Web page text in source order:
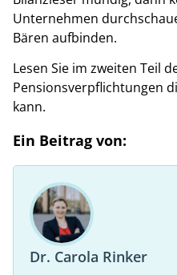
Unternehmen
Bären aufbinden.
Lesen Sie im zweiten Teil
Pensionsverpflichtungen
kann.
Ein Beitrag von:
Dr. Carola Rinker